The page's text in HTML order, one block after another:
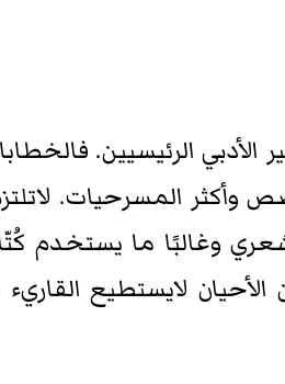
الأدبي الرئيسيين.
وأكثر المسرحيات.
وغالبًا ما يستخدم
لايستطيع القاريء